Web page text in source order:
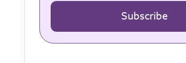
Subscribe